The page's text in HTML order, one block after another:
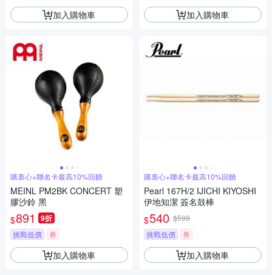
加入購物車
購衷心+聯名卡最高10%回饋
MEINL PM2BK CONCERT 塑
膠沙鈴 黑
$891 9折
挑戰低價 券
加入購物車
加入購物車
購衷心+聯名卡最高10%回饋
Pearl 167H/2 IJICHI KIYOSHI
伊地知潔 簽名鼓棒
$540 $599
挑戰低價
券
加入購物車